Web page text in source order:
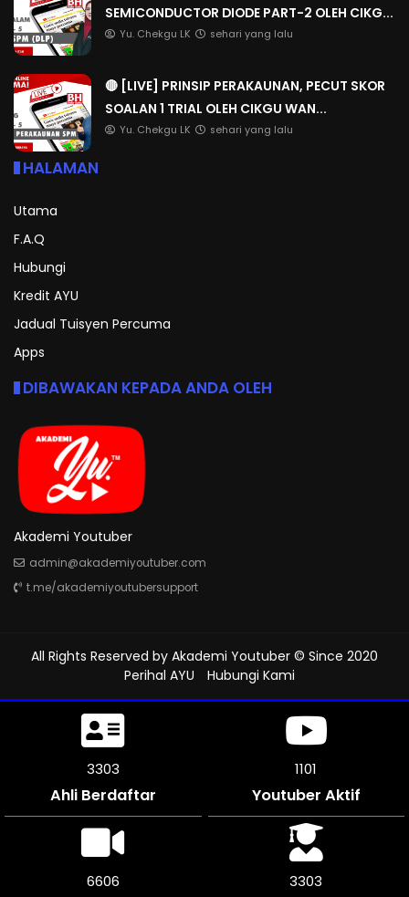
SEMICONDUCTOR DIODE PART-2 OLEH CIKG...
Yu. Chekgu LK sehari yang lalu
🔴 [LIVE] PRINSIP PERAKAUNAN, PECUT SKOR
SOALAN 1 TRIAL OLEH CIKGU WAN...
Yu. Chekgu LK sehari yang lalu
HALAMAN
Utama
F.A.Q
Hubungi
Kredit AYU
Jadual Tuisyen Percuma
Apps
DIBAWAKAN KEPADA ANDA OLEH
Akademi Youtuber
admin@akademiyoutuber.com
t.me/akademiyoutubersupport
All Rights Reserved by Akademi Youtuber © Since 2020
Perihal AYU
Hubungi Kami
3663
Ahli Berdaftar
1221
Youtuber Aktif
7320 3660